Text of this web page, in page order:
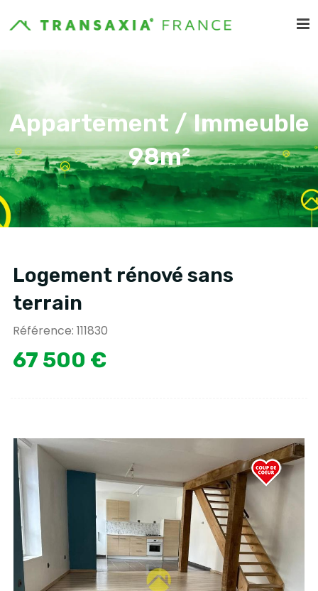
Appartement / Immeuble
98m²
Logement rénové sans
terrain
Référence: 111830
67 500 €